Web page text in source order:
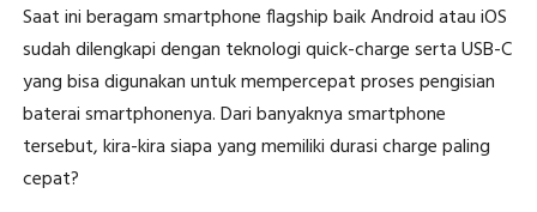
Saat ini beragam smartphone flagship baik Android atau iOS
sudah dilengkapi dengan teknologi quick-charge serta USB-C
yang bisa digunakan untuk mempercepat proses pengisian
baterai smartphonenya. Dari banyaknya smartphone
tersebut, kira-kira siapa yang memiliki durasi charge paling
cepat?